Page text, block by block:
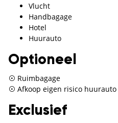
Vlucht
Handbagage
Hotel
Huurauto
Optioneel
Ruimbagage
Afkoop eigen risico huurauto
Exclusief